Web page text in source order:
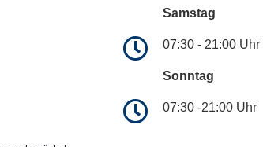
Samstag
07:30 - 21:00 Uhr
Sonntag
07:30 -21:00 Uhr